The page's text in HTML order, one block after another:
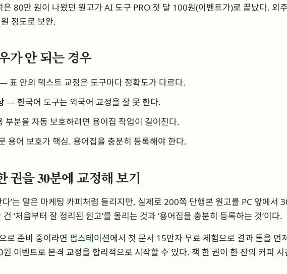
80만 원이 나왔던 원고가 AI 도구 PRO 첫 달 100원(이벤트가)로 끝났다. 외
정도로 보완.
가 안 되는 경우
표 안의 텍스트 교정은 도구마다 정확도가 다르다.
— 한국어 도구는 외국어 교정을 잘 못 한다.
분을 자동 보호하려면 용어집 작업이 길어진다.
용어 보호가 핵심. 용어집을 충분히 등록해야 한다.
권을 30분에 교정해 보기
’는 말은 마케팅 카피처럼 들리지만, 실제로 200쪽 단행본 원고를 PC 앞에서
‘처음부터 잘 정리된 원고’를 올리는 것과 ‘용어집을 충분히 등록하는 것’이다.
로 준비 중이라면 펍스테이션에서 첫 문서 15만자 무료 체험으로 결과 톤을 먼
이벤트로 본격 교정을 합리적으로 시작할 수 있다. 책 한 권이 한 잔의 커피 시